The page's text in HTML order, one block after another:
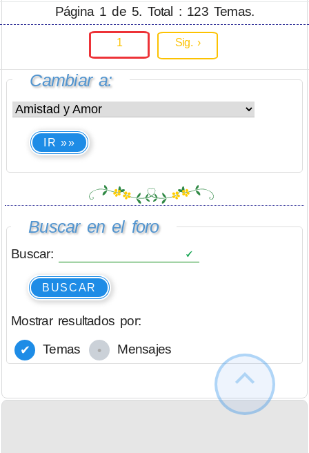
Página 1 de 5. Total : 123 Temas.
1 Sig. ›
Cambiar a:
IR »»
Buscar en el foro
Buscar:
BUSCAR
Mostrar resultados por:
Temas
Mensajes